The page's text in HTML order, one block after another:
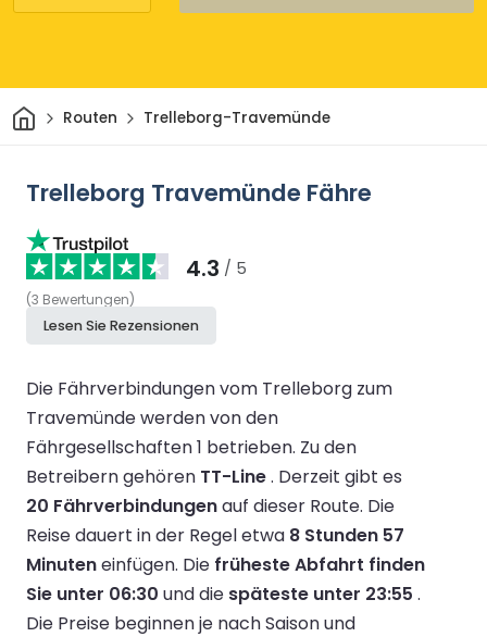
HeimRouten Trelleborg-Travemünde
Trelleborg Travemünde Fähre
4.3 / 5
(3 Bewertungen)
Lesen Sie Rezensionen
Die Fährverbindungen vom Trelleborg zum
Travemünde werden von den
Fährgesellschaften 1 betrieben. Zu den
Betreibern gehören TT-Line. Derzeit gibt es
20 Fährverbindungenauf dieser Route. Die
Reise dauert in der Regel etwa 8 Stunden 57
Minuteneinfügen. Die früheste Abfahrt finden
Sie unter 06:30 und die späteste unter 23:55 .
Die Preise beginnen je nach Saison und